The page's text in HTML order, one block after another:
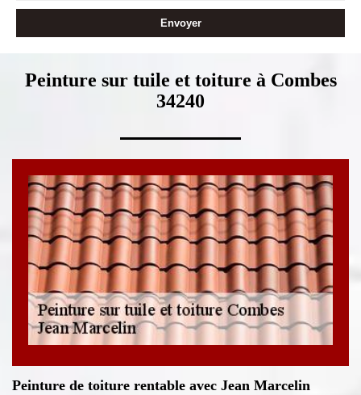
Peinture sur tuile et toiture à Combes
34240
Peinture de toiture rentable avec Jean Marcelin